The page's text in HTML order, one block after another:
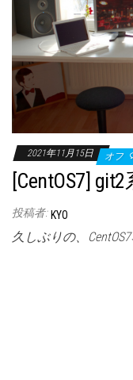
2021年11月15日 オフ
[CentOS7]
投稿者: KYO
久しぶりの、